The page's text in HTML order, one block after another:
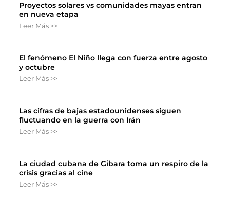
Proyectos solares vs comunidades mayas entran
en nueva etapa
Leer Más >>
El fenómeno El Niño llega con fuerza entre agosto
y octubre
Leer Más >>
Las cifras de bajas estadounidenses siguen
fluctuando en la guerra con Irán
Leer Más >>
La ciudad cubana de Gibara toma un respiro de la
crisis gracias al cine
Leer Más >>